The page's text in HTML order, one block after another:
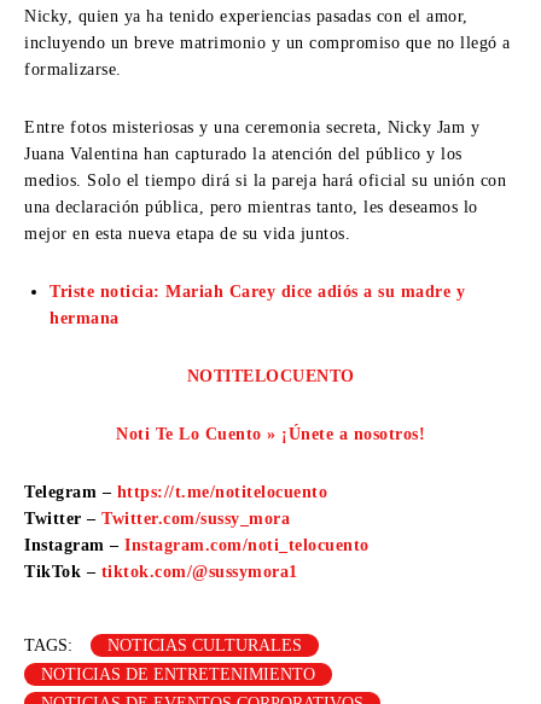
Nicky, quien ya ha tenido experiencias pasadas con el amor,
incluyendo un breve matrimonio y un compromiso que no llegó a
formalizarse.
Entre fotos misteriosas y una ceremonia secreta, Nicky Jam y
Juana Valentina han capturado la atención del público y los
medios. Solo el tiempo dirá si la pareja hará oficial su unión con
una declaración pública, pero mientras tanto, les deseamos lo
mejor en esta nueva etapa de su vida juntos.
Triste noticia: Mariah Carey dice adiós a su madre y
hermana
NOTITELOCUENTO
Noti Te Lo Cuento » ¡Únete a nosotros!
Telegram – https://t.me/notitelocuento
Twitter – Twitter.com/sussy_mora
Instagram – Instagram.com/noti_telocuento
TikTok – tiktok.com/@sussymora1
TAGS:
NOTICIAS CULTURALES
NOTICIAS DE ENTRETENIMIENTO